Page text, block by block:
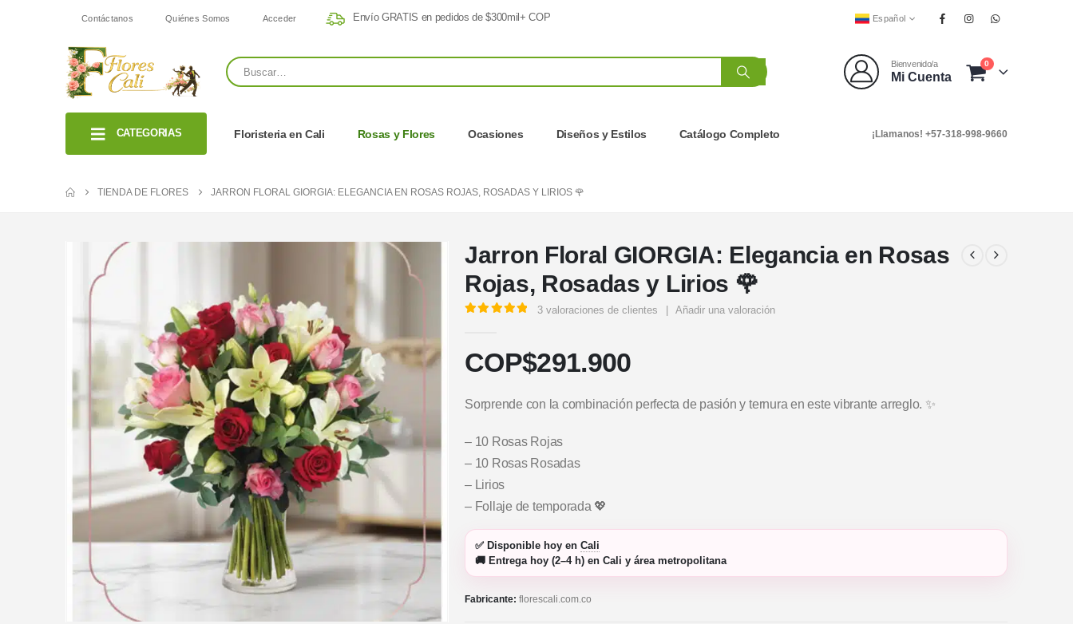
Contáctanos Quiénes Somos Acceder Envío GRATIS en pedidos de $300mil+ COP Español
Bienvenido/a
Mi Cuenta
0
CATEGORIAS Floristeria en Cali Rosas y Flores Ocasiones Diseños y Estilos Catálogo Completo ¡Llamanos! +57-318-998-9660
TIENDA DE FLORES JARRON FLORAL GIORGIA: ELEGANCIA EN ROSAS ROJAS, ROSADAS Y LIRIOS 🌹
Jarron Floral GIORGIA: Elegancia en Rosas
Rojas, Rosadas y Lirios 🌹
3 valoraciones de clientes | Añadir una valoración
COP$291.900
Sorprende con la combinación perfecta de pasión y ternura en este vibrante arreglo. ✨
– 10 Rosas Rojas
– 10 Rosas Rosadas
– Lirios
– Follaje de temporada 💖
✅ Disponible hoy en Cali
🚚 Entrega hoy (2–4 h) en Cali y área metropolitana
Fabricante: florescali.com.co